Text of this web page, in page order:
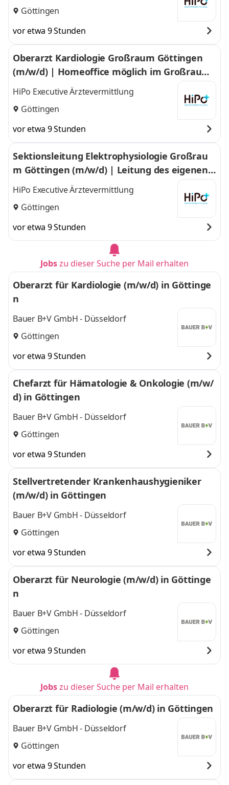
Göttingen
vor etwa 9 Stunden
Oberarzt Kardiologie Großraum Göttingen
(m/w/d) | Homeoffice möglich im Großraum
Göttingen
HiPo Executive Ärztevermittlung
Göttingen
vor etwa 9 Stunden
Sektionsleitung Elektrophysiologie Großrau
m Göttingen (m/w/d) | Leitung des eigenen F
unktionsbereiches im Großraum Göttingen
HiPo Executive Ärztevermittlung
Göttingen
vor etwa 9 Stunden
Jobszu dieser Suche per Mail erhalten
Oberarzt für Kardiologie (m/w/d) in Göttinge
n
Bauer B+V GmbH - Düsseldorf
Göttingen
vor etwa 9 Stunden
Chefarzt für Hämatologie & Onkologie (m/w/
d) in Göttingen
Bauer B+V GmbH - Düsseldorf
Göttingen
vor etwa 9 Stunden
Stellvertretender Krankenhaushygieniker
(m/w/d) in Göttingen
Bauer B+V GmbH - Düsseldorf
Göttingen
vor etwa 9 Stunden
Oberarzt für Neurologie (m/w/d) in Göttinge
n
Bauer B+V GmbH - Düsseldorf
Göttingen
vor etwa 9 Stunden
Jobszu dieser Suche per Mail erhalten
Oberarzt für Radiologie (m/w/d) in Göttingen
Bauer B+V GmbH - Düsseldorf
Göttingen
vor etwa 9 Stunden